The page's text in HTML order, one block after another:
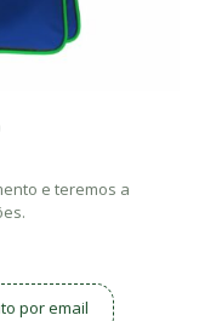
e teremos a
por email